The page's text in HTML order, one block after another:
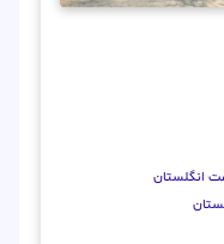
انگلستان